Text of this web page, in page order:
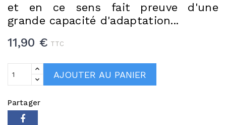
et en ce sens fait preuve d'une
grande capacité d'adaptation...
11,90 € TTC
AJOUTER AU PANIER
Partager